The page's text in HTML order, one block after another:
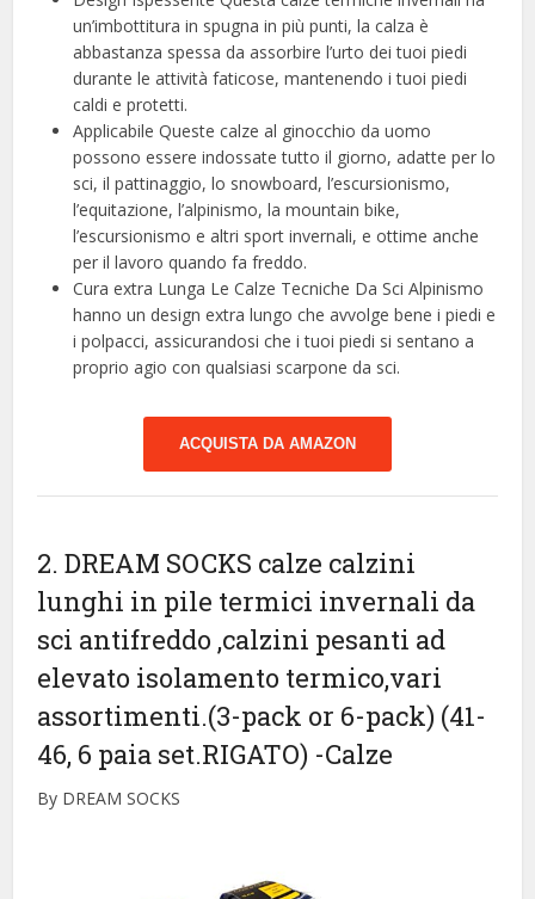
un’imbottitura in spugna in più punti, la calza è
abbastanza spessa da assorbire l’urto dei tuoi piedi
durante le attività faticose, mantenendo i tuoi piedi
caldi e protetti.
Applicabile Queste calze al ginocchio da uomo
possono essere indossate tutto il giorno, adatte per lo
sci, il pattinaggio, lo snowboard, l’escursionismo,
l’equitazione, l’alpinismo, la mountain bike,
l’escursionismo e altri sport invernali, e ottime anche
per il lavoro quando fa freddo.
Cura extra Lunga Le Calze Tecniche Da Sci Alpinismo
hanno un design extra lungo che avvolge bene i piedi e
i polpacci, assicurandosi che i tuoi piedi si sentano a
proprio agio con qualsiasi scarpone da sci.
ACQUISTA DA AMAZON
2. DREAM SOCKS calze calzini
lunghi in pile termici invernali da
sci antifreddo ,calzini pesanti ad
elevato isolamento termico,vari
assortimenti.(3-pack or 6-pack) (41-
46, 6 paia set.RIGATO) -Calze
By DREAM SOCKS